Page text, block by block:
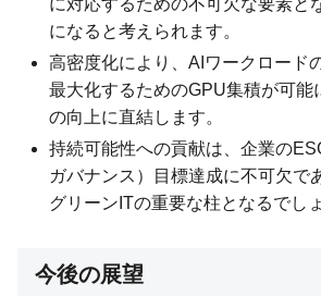
に対応するための不可欠な要素と
になると考えられます。
高密度化により、AIワークロード
最大化するためのGPU集積が可能
の向上に直結します。
持続可能性への貢献は、企業の
ガバナンス）目標達成に不可欠で
グリーンITの重要な柱となるでしょ
今後の展望